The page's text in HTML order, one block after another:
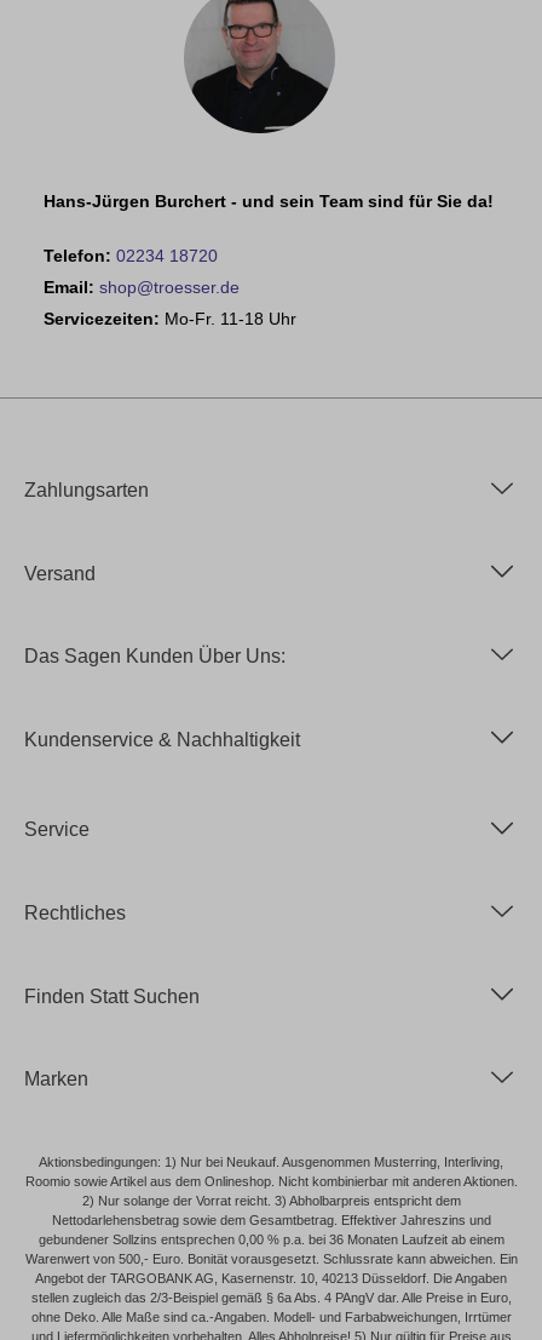
Hans-Jürgen Burchert - und sein Team sind für Sie da!
Telefon: 02234 18720
Email: shop@troesser.de
Servicezeiten: Mo-Fr. 11-18 Uhr
Zahlungsarten
Versand
Das Sagen Kunden Über Uns:
Kundenservice & Nachhaltigkeit
Service
Rechtliches
Finden Statt Suchen
Marken
Aktionsbedingungen: 1) Nur bei Neukauf. Ausgenommen Musterring, Interliving,
Roomio sowie Artikel aus dem Onlineshop. Nicht kombinierbar mit anderen Aktionen.
2) Nur solange der Vorrat reicht. 3) Abholbarpreis entspricht dem
Nettodarlehensbetrag sowie dem Gesamtbetrag. Effektiver Jahreszins und
gebundener Sollzins entsprechen 0,00 % p.a. bei 36 Monaten Laufzeit ab einem
Warenwert von 500,- Euro. Bonität vorausgesetzt. Schlussrate kann abweichen. Ein
Angebot der TARGOBANK AG, Kasernenstr. 10, 40213 Düsseldorf. Die Angaben
stellen zugleich das 2/3-Beispiel gemäß § 6a Abs. 4 PAngV dar. Alle Preise in Euro,
ohne Deko. Alle Maße sind ca.-Angaben. Modell- und Farbabweichungen, Irrtümer
und Liefermöglichkeiten vorbehalten. Alles Abholpreise! 5) Nur gültig für Preise aus